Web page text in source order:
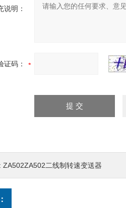
说明：
证码：
ZA502ZA502二线制转速变送器